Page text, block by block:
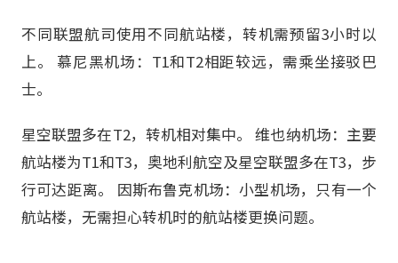
不同联盟航司使用不同航站楼，转机需预留3小时以
上。 慕尼黑机场：T1和T2相距较远，需乘坐接驳巴
士。
星空联盟多在T2，转机相对集中。 维也纳机场：主要
航站楼为T1和T3，奥地利航空及星空联盟多在T3，步
行可达距离。 因斯布鲁克机场：小型机场，只有一个
航站楼，无需担心转机时的航站楼更换问题。